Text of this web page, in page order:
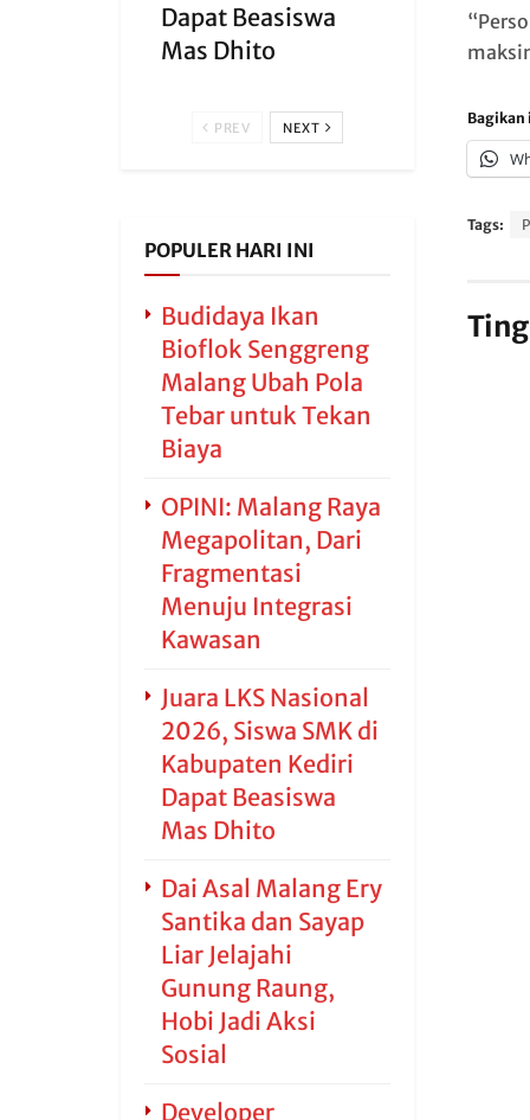
Bagikan
Tags:
Dapat Beasiswa
Mas Dhito
PREV NEXT
POPULER HARI INI
Budidaya Ikan
Bioflok Senggreng
Malang Ubah Pola
Tebar untuk Tekan
Biaya
OPINI: Malang Raya
Megapolitan, Dari
Fragmentasi
Menuju Integrasi
Kawasan
Juara LKS Nasional
2026, Siswa SMK di
Kabupaten Kediri
Dapat Beasiswa
Mas Dhito
Dai Asal Malang Ery
Santika dan Sayap
Liar Jelajahi
Gunung Raung,
Hobi Jadi Aksi
Sosial
Developer